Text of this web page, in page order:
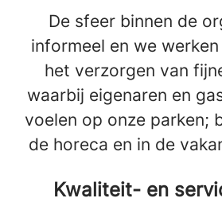
De sfeer binnen de
informeel en we
het verzorgen van
waarbij eigenaren en
voelen op onze parken;
de horeca en in de
Kwaliteit- en